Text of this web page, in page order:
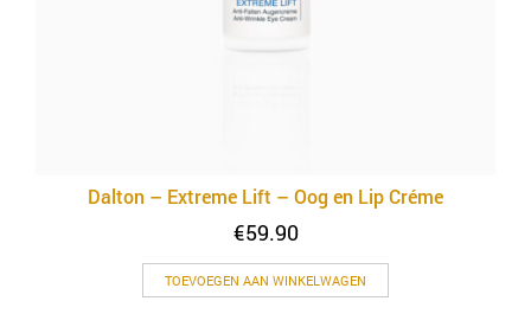
Dalton – Extreme Lift – Oog en Lip Créme
€59.90
TOEVOEGEN AAN WINKELWAGEN